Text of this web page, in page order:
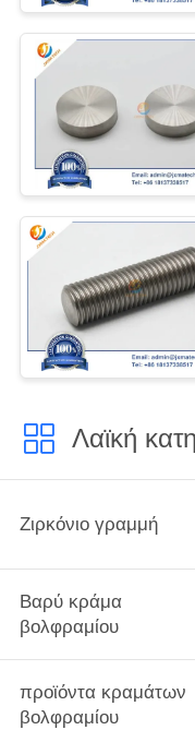
Λαϊκή
Ζιρκόνιο γραμμή
Βαρύ κράμα
βολφραμίου
προϊόντα κραμάτων
βολφραμίου